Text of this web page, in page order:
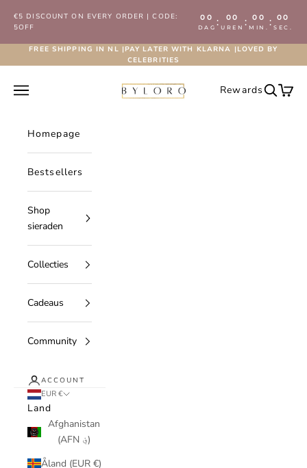
€5 DISCOUNT ON EVERY ORDER | CODE:
5OFF
00
DAG : 00
UREN : 00
MIN. : 00
SEC.
FREE SHIPPING IN NL |PAY LATER WITH KLARNA |LOVED BY
CELEBRITIES
Byloro.com
Navigatiemenu openen RewardsZoeken
Homepage
Bestsellers
Shop
sieraden
Collecties
Cadeaus
Community
ACCOUNT
EUR €
Land
Afghanistan
(AFN ؋)
Åland (EUR €)